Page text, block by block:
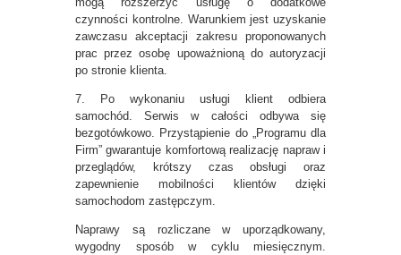
czynności kontrolne. Warunkiem jest uzyskanie
zawczasu akceptacji zakresu proponowanych
prac przez osobę upoważnioną do autoryzacji
po stronie klienta.
7. Po wykonaniu usługi klient odbiera
samochód. Serwis w całości odbywa się
bezgotówkowo. Przystąpienie do „Programu dla
Firm” gwarantuje komfortową realizację napraw i
przeglądów, krótszy czas obsługi oraz
zapewnienie mobilności klientów dzięki
samochodom zastępczym.
Naprawy są rozliczane w uporządkowany,
wygodny sposób w cyklu miesięcznym.